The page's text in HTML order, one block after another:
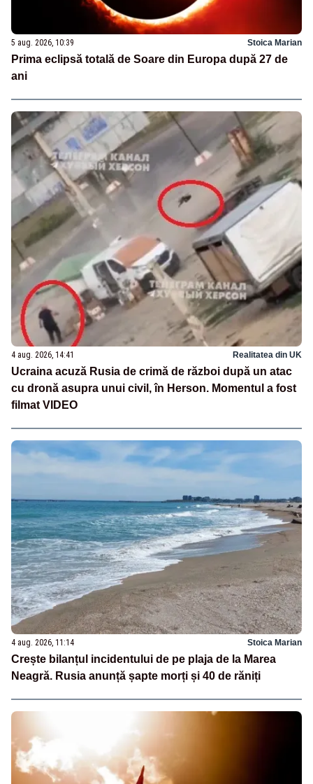
5 aug. 2026, 10:39 Stoica Marian
Prima eclipsă totală de Soare din Europa după 27 de
ani
4 aug. 2026, 14:41 Realitatea din UK
Ucraina acuză Rusia de crimă de război după un atac
cu dronă asupra unui civil, în Herson. Momentul a fost
filmat VIDEO
4 aug. 2026, 11:14 Stoica Marian
Crește bilanțul incidentului de pe plaja de la Marea
Neagră. Rusia anunță șapte morți și 40 de răniți